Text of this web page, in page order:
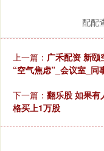
配配
上一篇： 广禾配资 新
“空气焦虑”_会议室_同
下一篇： 翻乐股 如果有
格买上1万股